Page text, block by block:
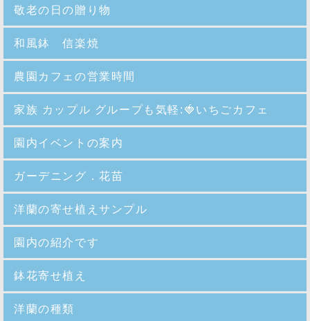
敬老の日の贈り物
和風鉢 信楽焼
農園カフェの営業時間
家族 カップル グループも気軽:🍓いちごカフェ
園内イベントの案内
ガーデニング．花苗
洋蘭の寄せ植えサンプル
園内の紹介 です
鉢花寄せ植え
洋蘭の種類